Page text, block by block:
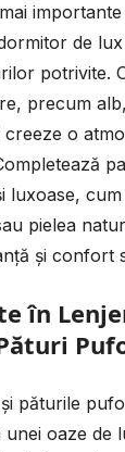
de
potrivite.
precum
creeze o
luxoase,
pielea
și confort
în
păturile
oaze de